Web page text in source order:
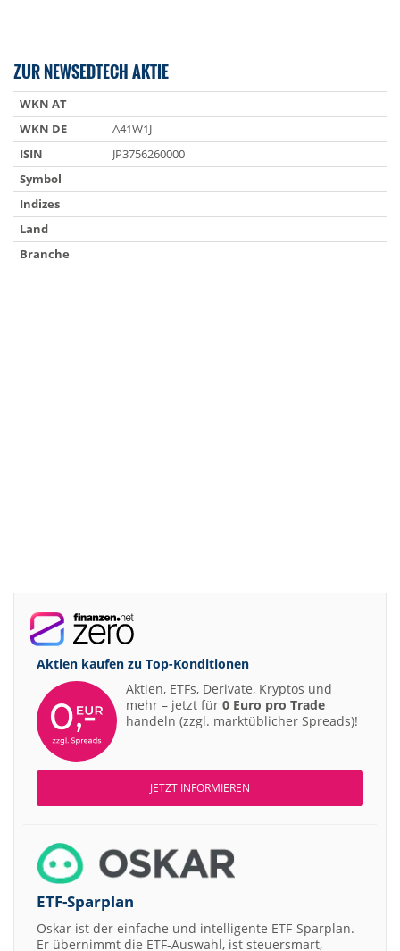
ZUR NEWSEDTECH AKTIE
WKN AT
WKN DE
A41W1J
ISIN
JP3756260000
Symbol
Indizes
Land
Branche
Aktien kaufen zu Top-Konditionen
Aktien, ETFs, Derivate, Kryptos und
mehr – jetzt für 0 Euro pro Trade
handeln (zzgl. marktüblicher Spreads)!
JETZT INFORMIEREN
ETF-Sparplan
Oskar ist der einfache und intelligente ETF-Sparplan.
Er übernimmt die ETF-Auswahl, ist steuersmart,